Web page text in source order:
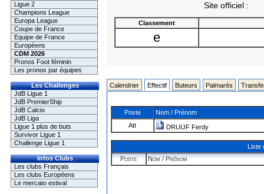
Ligue 2
Champions League
Europa League
Coupe de France
Equipe de France
Européens
CDM 2026
Pronos Foot féminin
Les pronos par équipes
Les Challenges
JdB Ligue 1
JdB PremierShip
JdB Calcio
JdB Liga
Ligue 1 plus de buts
Survivor Ligue 1
Challenge Ligue 1
Infos Clubs
Les clubs Français
Les clubs Européens
Le mercato estival
Site officiel :
Classement
e
Calendrier Effectif Buteurs Palmarès
Poste
Nom / Prénom
Att
DRUIJF Ferdy
Liste
Poste
Nom / Prénom